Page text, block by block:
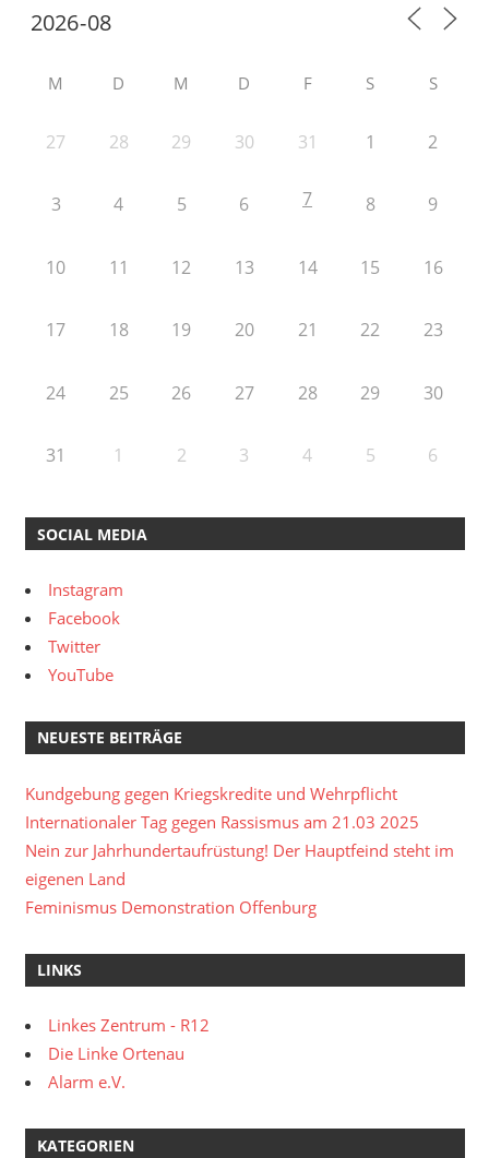
M D M D F S S
27 28 29 30 31 1 2
3 4 5 6 7 8 9
10 11 12 13 14 15 16
17 18 19 20 21 22 23
24 25 26 27 28 29 30
31 1 2 3 4 5 6
SOCIAL MEDIA
Instagram
Facebook
Twitter
YouTube
NEUESTE BEITRÄGE
Kundgebung gegen Kriegskredite und Wehrpflicht
Internationaler Tag gegen Rassismus am 21.03 2025
Nein zur Jahrhundertaufrüstung! Der Hauptfeind steht im
eigenen Land
Feminismus Demonstration Offenburg
LINKS
Linkes Zentrum - R12
Die Linke Ortenau
Alarm e.V.
KATEGORIEN